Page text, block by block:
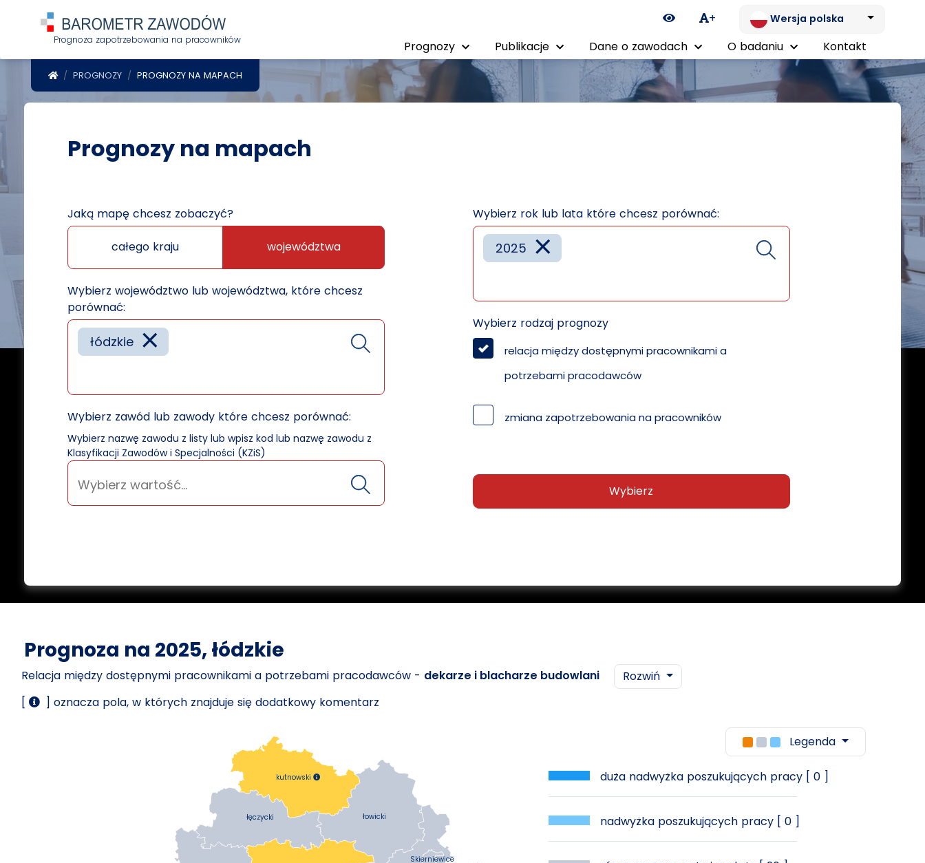
Prognoza zapotrzebowania na pracowników
Ikona zmiany kontrastu
+ Wersja polska
Prognozy Publikacje Dane o zawodach O badaniu Kontakt
POWRÓT DO STRONY GŁÓWNEJ
PROGNOZY PROGNOZY NA MAPACH
Prognozy na mapach
Jaką mapę chcesz zobaczyć?
całego kraju województwa
Wybierz województwo lub województwa, które chcesz
porównać:
×
łódzkie
Wybierz zawód lub zawody które chcesz porównać:
Wybierz nazwę zawodu z listy lub wpisz kod lub nazwę zawodu z
Klasyfikacji Zawodów i Specjalności (KZiS)
Wybierz rok lub lata które chcesz porównać:
×
2025
Wybierz rodzaj prognozy
relacja między dostępnymi pracownikami a
potrzebami pracodawców
zmiana zapotrzebowania na pracowników
Wybierz
Prognoza na 2025, łódzkie
Relacja między dostępnymi pracownikami a potrzebami pracodawców - dekarze i blacharze budowlani
Rozwiń
[
] oznacza pola, w których znajduje się dodatkowy komentarz
kutnowski 
łęczycki łowicki
Skierniewice
Legenda
duża nadwyżka poszukujących pracy [ 0 ]
nadwyżka poszukujących pracy [ 0 ]